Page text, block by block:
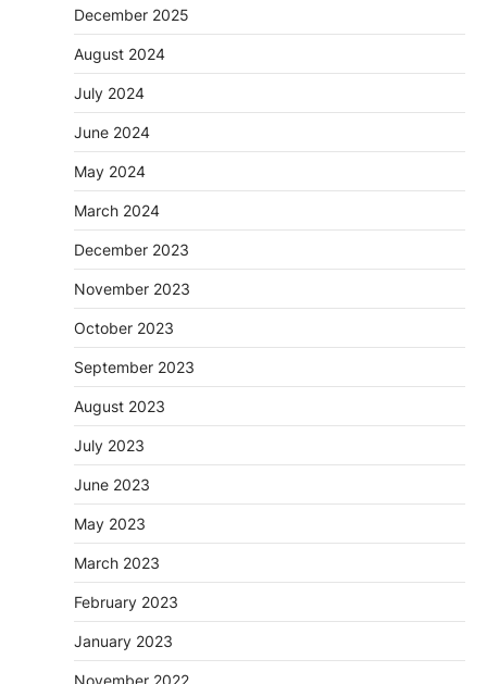
December 2025
August 2024
July 2024
June 2024
May 2024
March 2024
December 2023
November 2023
October 2023
September 2023
August 2023
July 2023
June 2023
May 2023
March 2023
February 2023
January 2023
November 2022